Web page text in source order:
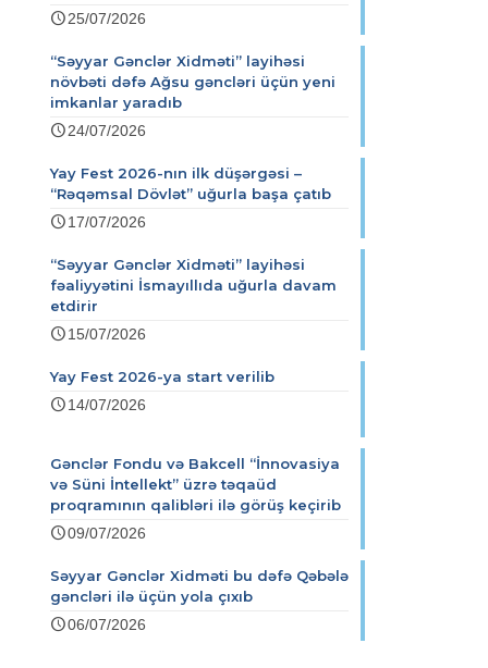
25/07/2026
“Səyyar Gənclər Xidməti” layihəsi
növbəti dəfə Ağsu gəncləri üçün yeni
imkanlar yaradıb
24/07/2026
Yay Fest 2026-nın ilk düşərgəsi –
“Rəqəmsal Dövlət” uğurla başa çatıb
17/07/2026
“Səyyar Gənclər Xidməti” layihəsi
fəaliyyətini İsmayıllıda uğurla davam
etdirir
15/07/2026
Yay Fest 2026-ya start verilib
14/07/2026
Gənclər Fondu və Bakcell “İnnovasiya
və Süni İntellekt” üzrə təqaüd
proqramının qalibləri ilə görüş keçirib
09/07/2026
Səyyar Gənclər Xidməti bu dəfə Qəbələ
gəncləri ilə üçün yola çıxıb
06/07/2026